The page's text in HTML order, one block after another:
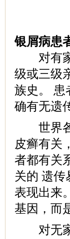
银屑病患
对有家
级或三级
族史。 患
确有无遗
世界各
皮癣有关
者都有关
关的 遗传
表现出来
基因，而
对无家